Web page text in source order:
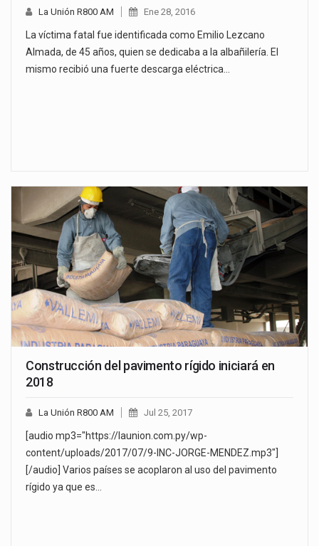
La Unión R800 AM Ene 28, 2016
La víctima fatal fue identificada como Emilio Lezcano
Almada, de 45 años, quien se dedicaba a la albañilería. El
mismo recibió una fuerte descarga eléctrica…
Construcción del pavimento rígido iniciará en
2018
La Unión R800 AM Jul 25, 2017
[audio mp3="https://launion.com.py/wp-
content/uploads/2017/07/9-INC-JORGE-MENDEZ.mp3"]
[/audio] Varios países se acoplaron al uso del pavimento
rígido ya que es…